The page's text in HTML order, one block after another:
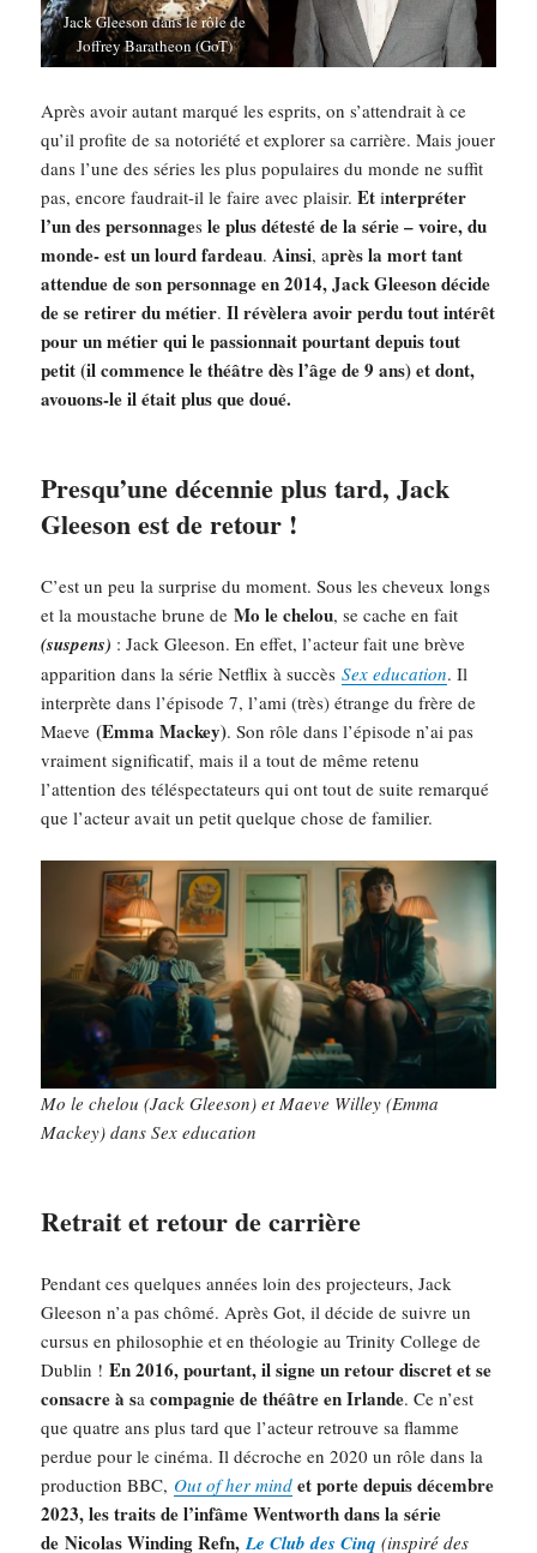
Jack Gleeson dans le rôle de
Joffrey Baratheon (GoT)
Après avoir autant marqué les esprits, on s’attendrait à ce
qu’il profite de sa notoriété et explorer sa carrière. Mais jouer
dans l’une des séries les plus populaires du monde ne suffit
pas, encore faudrait-il le faire avec plaisir.Et interpréter
l’un des personnagesle plus détesté de la série – voire, du
monde- est un lourd fardeau.Ainsi, après la mort tant
attendue de son personnage en 2014, Jack Gleeson décide
de se retirer du métier. Il révèlera avoir perdu tout intérêt
pour un métier qui le passionnait pourtant depuis tout
petit (il commence le théâtre dès l’âge de 9 ans) et dont,
avouons-le il était plus que doué.
Presqu’une décennie plus tard, Jack
Gleeson est de retour !
C’est un peu la surprise du moment. Sous les cheveux longs
et la moustache brune deMo le chelou, se cache en fait
(suspens) : Jack Gleeson. En effet, l’acteur fait une brève
apparition dans la série Netflix à succèsSex education. Il
interprète dans l’épisode 7, l’ami (très) étrange du frère de
Maeve(Emma Mackey). Son rôle dans l’épisode n’ai pas
vraiment significatif, mais il a tout de même retenu
l’attention des téléspectateurs qui ont tout de suite remarqué
que l’acteur avait un petit quelque chose de familier.
Mo le chelou (Jack Gleeson) et Maeve Willey (Emma
Mackey) dans Sex education
Retrait et retour de carrière
Pendant ces quelques années loin des projecteurs, Jack
Gleeson n’a pas chômé. Après Got, il décide de suivre un
cursus en philosophie et en théologie au Trinity College de
Dublin !En 2016, pourtant, il signe un retour discret et se
consacre à sacompagnie de théâtre en Irlande. Ce n’est
que quatre ans plus tard que l’acteur retrouve sa flamme
perdue pour le cinéma. Il décroche en 2020 un rôle dans la
production BBC, Out of her mind et porte depuis décembre
2023, les traits de l’infâme Wentworth dans la série
de Nicolas Winding Refn,Le Club des Cinq (inspiré des